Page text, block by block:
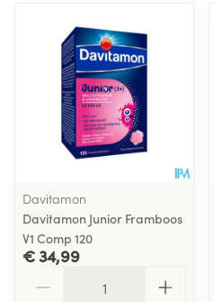
Davitamon
Davitamon Junior Framboos
V1 Comp 120
€ 34,99